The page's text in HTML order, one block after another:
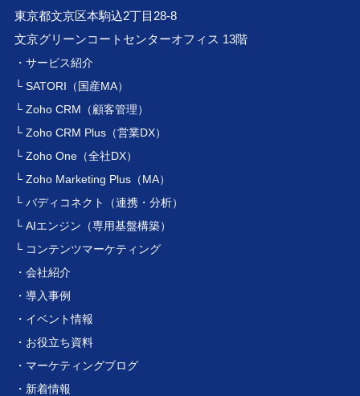
東京都文京区本駒込2丁目28-8
文京グリーンコートセンターオフィス 13階
・サービス紹介
└ SATORI（国産MA）
└ Zoho CRM（顧客管理）
└ Zoho CRM Plus（営業DX）
└ Zoho One（全社DX）
└ Zoho Marketing Plus（MA）
└ バディコネクト（連携・分析）
└ AIエンジン（専用基盤構築）
└ コンテンツマーケティング
・会社紹介
・導入事例
・イベント情報
・お役立ち資料
・マーケティングブログ
・新着情報